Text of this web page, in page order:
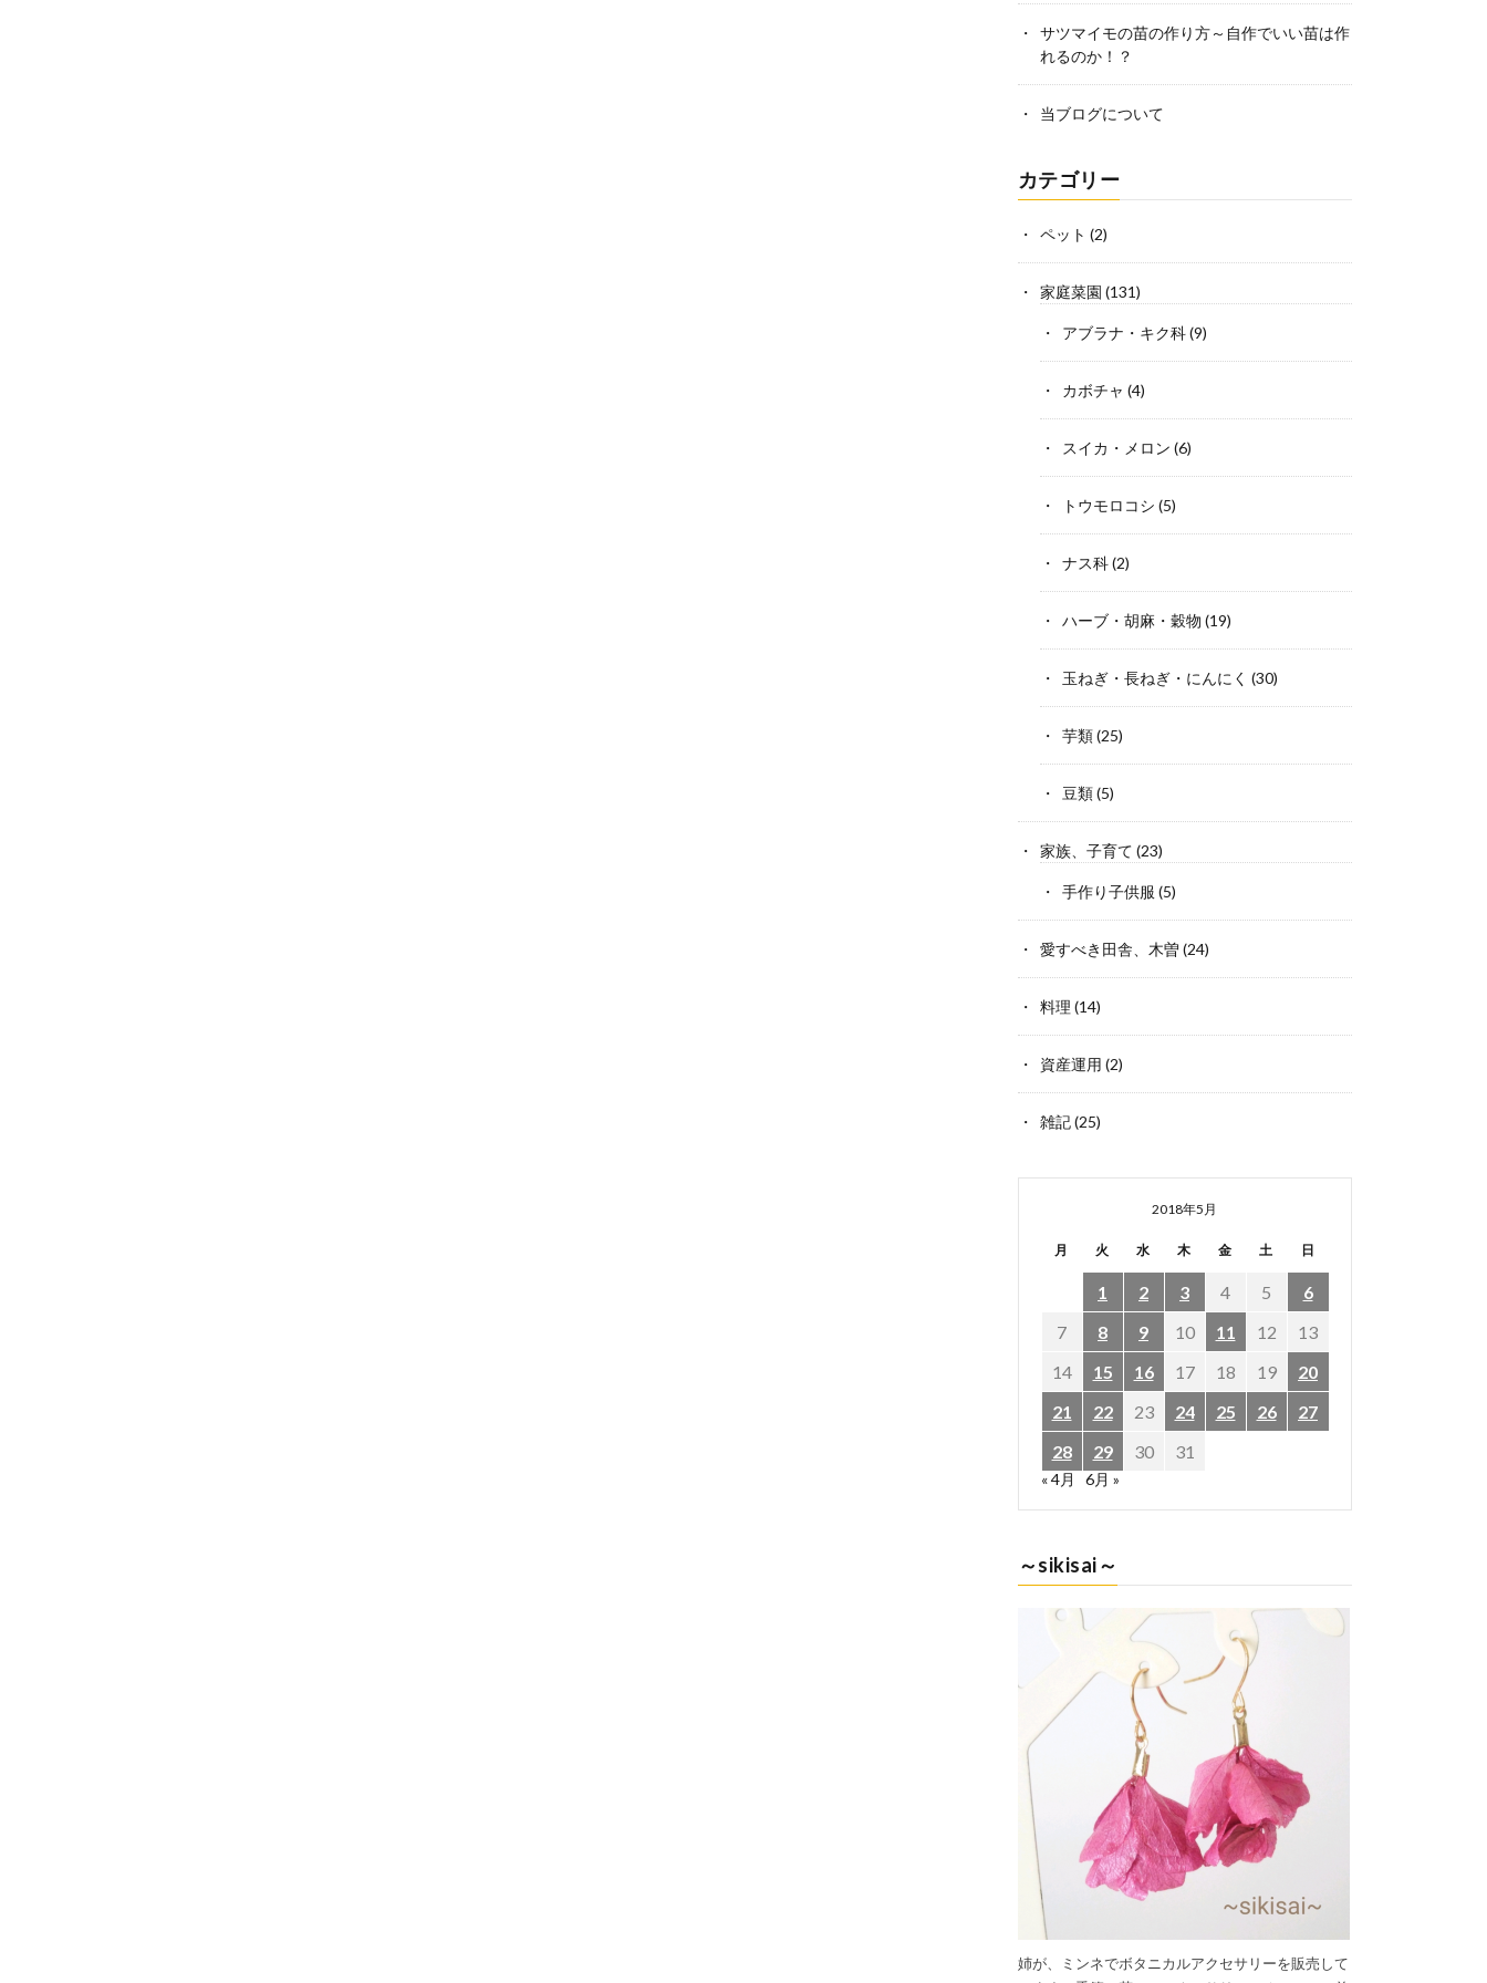
サツマイモの苗の作り方～自作でいい苗は作
れるのか！？
当ブログについて
カテゴリー
ペット (2)
家庭菜園 (131)
アブラナ・キク科(9)
カボチャ (4)
スイカ・メロン (6)
トウモロコシ (5)
ナス科(2)
ハーブ・胡麻・穀物 (19)
玉ねぎ・長ねぎ・にんにく (30)
芋類(25)
豆類(5)
家族、子育て (23)
手作り子供服 (5)
愛すべき田舎、木曽 (24)
料理 (14)
資産運用 (2)
雑記(25)
2018年5月
月 火 水 木 金 土 日
1 2 3 4 5
6
7
8 9 10 11 12
13
14
15 16 17 18 19
20
21
22 23 24 25 26
27
28
29 30 31
« 4月 6月 »
～sikisai～
姉が、ミンネでボタニカルアクセサリーを販売して